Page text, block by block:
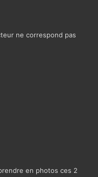
ne correspond pas
en photos ces 2